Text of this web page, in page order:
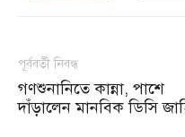
পূর্ববর্তী নিবন্ধ
গণশুনানিতে কান্না, পাশে
দাঁড়ালেন মানবিক ডিসি